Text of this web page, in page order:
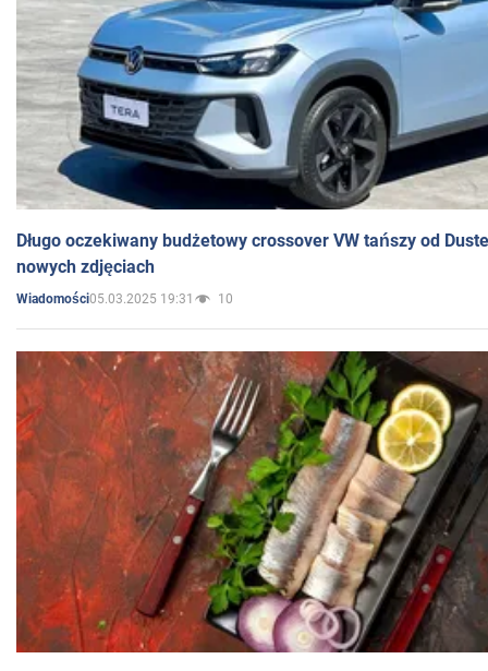
Długo oczekiwany budżetowy crossover VW tańszy od
nowych zdjęciach
Wiadomości05.03.2025 19:31 10